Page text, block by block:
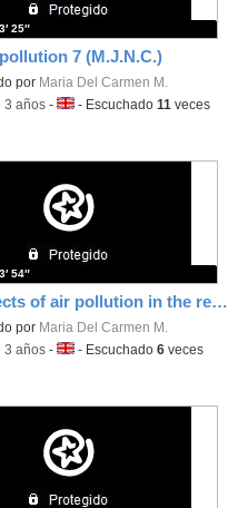
7 (M.J.N.C.)
por Maria Del Carmen M.
25″
3 años -Idioma:
- Escuchado11 veces
Effects of air pollution in the respiratory system 5 (A.R.J.A)
por Maria Del Carmen M.
54″
3 años -Idioma:
- Escuchado6 veces